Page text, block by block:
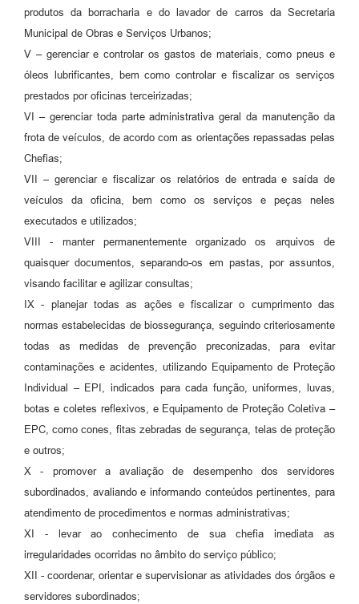
produtos da borracharia e do lavador de carros da Secretaria
Municipal de Obras e Serviços Urbanos;
V – gerenciar e controlar os gastos de materiais, como pneus e
óleos lubrificantes, bem como controlar e fiscalizar os serviços
prestados por oficinas terceirizadas;
VI – gerenciar toda parte administrativa geral da manutenção da
frota de veículos, de acordo com as orientações repassadas pelas
Chefias;
VII – gerenciar e fiscalizar os relatórios de entrada e saída de
veículos da oficina, bem como os serviços e peças neles
executados e utilizados;
VIII - manter permanentemente organizado os arquivos de
quaisquer documentos, separando-os em pastas, por assuntos,
visando facilitar e agilizar consultas;
IX - planejar todas as ações e fiscalizar o cumprimento das
normas estabelecidas de biossegurança, seguindo criteriosamente
todas as medidas de prevenção preconizadas, para evitar
contaminações e acidentes, utilizando Equipamento de Proteção
Individual – EPI, indicados para cada função, uniformes, luvas,
botas e coletes reflexivos, e Equipamento de Proteção Coletiva –
EPC, como cones, fitas zebradas de segurança, telas de proteção
e outros;
X - promover a avaliação de desempenho dos servidores
subordinados, avaliando e informando conteúdos pertinentes, para
atendimento de procedimentos e normas administrativas;
XI - levar ao conhecimento de sua chefia imediata as
irregularidades ocorridas no âmbito do serviço público;
XII - coordenar, orientar e supervisionar as atividades dos órgãos e
servidores subordinados;